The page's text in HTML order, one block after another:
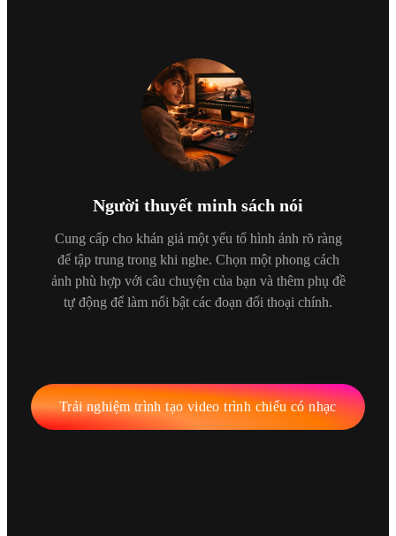
Người thuyết minh sách nói
Cung cấp cho khán giả một yếu tố hình ảnh rõ ràng
để tập trung trong khi nghe. Chọn một phong cách
ảnh phù hợp với câu chuyện của bạn và thêm phụ đề
tự động để làm nổi bật các đoạn đối thoại chính.
Trải nghiệm trình tạo video trình chiếu có nhạc